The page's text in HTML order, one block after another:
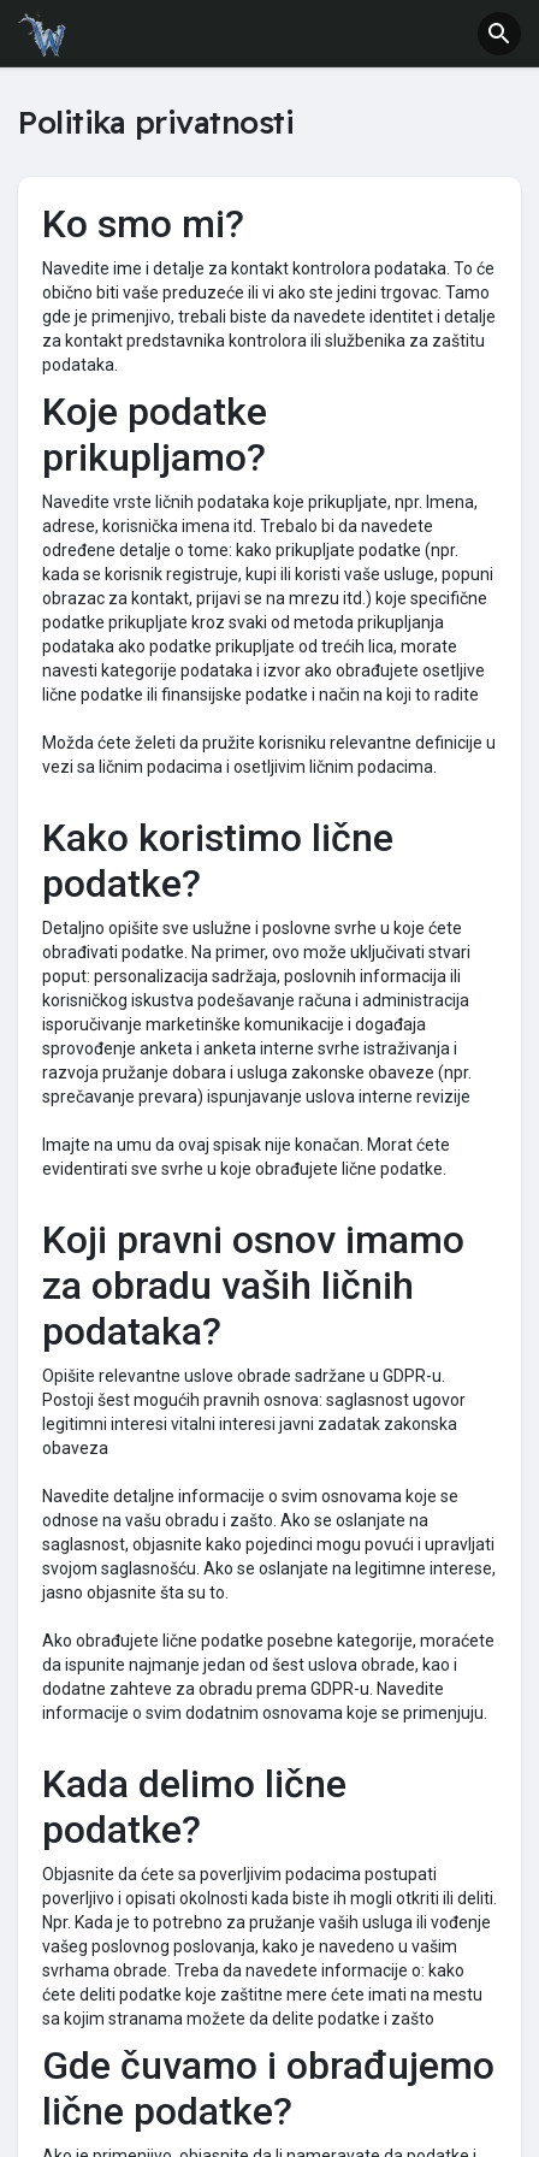
Politika privatnosti
Ko smo mi?
Navedite ime i detalje za kontakt kontrolora podataka. To će
obično biti vaše preduzeće ili vi ako ste jedini trgovac. Tamo
gde je primenjivo, trebali biste da navedete identitet i detalje
za kontakt predstavnika kontrolora ili službenika za zaštitu
podataka.
Koje podatke
prikupljamo?
Navedite vrste ličnih podataka koje prikupljate, npr. Imena,
adrese, korisnička imena itd. Trebalo bi da navedete
određene detalje o tome: kako prikupljate podatke (npr.
kada se korisnik registruje, kupi ili koristi vaše usluge, popuni
obrazac za kontakt, prijavi se na mrezu itd.) koje specifične
podatke prikupljate kroz svaki od metoda prikupljanja
podataka ako podatke prikupljate od trećih lica, morate
navesti kategorije podataka i izvor ako obrađujete osetljive
lične podatke ili finansijske podatke i način na koji to radite
Možda ćete želeti da pružite korisniku relevantne definicije u
vezi sa ličnim podacima i osetljivim ličnim podacima.
Kako koristimo lične
podatke?
Detaljno opišite sve uslužne i poslovne svrhe u koje ćete
obrađivati podatke. Na primer, ovo može uključivati stvari
poput: personalizacija sadržaja, poslovnih informacija ili
korisničkog iskustva podešavanje računa i administracija
isporučivanje marketinške komunikacije i događaja
sprovođenje anketa i anketa interne svrhe istraživanja i
razvoja pružanje dobara i usluga zakonske obaveze (npr.
sprečavanje prevara) ispunjavanje uslova interne revizije
Imajte na umu da ovaj spisak nije konačan. Morat ćete
evidentirati sve svrhe u koje obrađujete lične podatke.
Koji pravni osnov imamo
za obradu vaših ličnih
podataka?
Opišite relevantne uslove obrade sadržane u GDPR-u.
Postoji šest mogućih pravnih osnova: saglasnost ugovor
legitimni interesi vitalni interesi javni zadatak zakonska
obaveza
Navedite detaljne informacije o svim osnovama koje se
odnose na vašu obradu i zašto. Ako se oslanjate na
saglasnost, objasnite kako pojedinci mogu povući i upravljati
svojom saglasnošću. Ako se oslanjate na legitimne interese,
jasno objasnite šta su to.
Ako obrađujete lične podatke posebne kategorije, moraćete
da ispunite najmanje jedan od šest uslova obrade, kao i
dodatne zahteve za obradu prema GDPR-u. Navedite
informacije o svim dodatnim osnovama koje se primenjuju.
Kada delimo lične
podatke?
Objasnite da ćete sa poverljivim podacima postupati
poverljivo i opisati okolnosti kada biste ih mogli otkriti ili deliti.
Npr. Kada je to potrebno za pružanje vaših usluga ili vođenje
vašeg poslovnog poslovanja, kako je navedeno u vašim
svrhama obrade. Treba da navedete informacije o: kako
ćete deliti podatke koje zaštitne mere ćete imati na mestu
sa kojim stranama možete da delite podatke i zašto
Gde čuvamo i obrađujemo
lične podatke?